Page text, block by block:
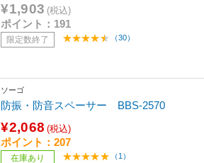
¥1,903 (税込)
ポイント：191
限定数終了 （30）
ソーゴ
防振・防音スペーサー BBS-2570
¥2,068 (税込)
ポイント：207
在庫あり （1）